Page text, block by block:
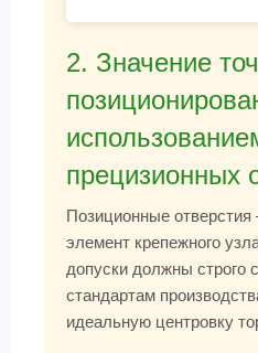
2. Значение
прецизионных
Позиционные отверстия
элемент крепежного
допуски должны строго
стандартам
идеальную центровку